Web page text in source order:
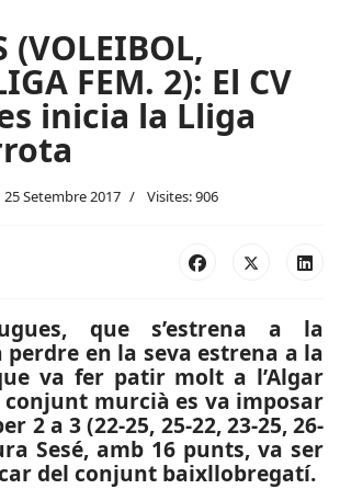
(VOLEIBOL,
FEM. 2): El CV
inicia la Lliga
25 Setembre 2017 Visites: 906
que s’estrena a la
en la seva estrena a la
va fer patir molt a l’Algar
conjunt murcià es va imposar
2 a 3 (22-25, 25-22, 23-25, 26-
Sesé, amb 16 punts, va ser
del conjunt baixllobregatí.